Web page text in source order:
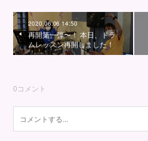
2020.06.06 14:50
再開第一弾〜！ 本日、ドラ
ムレッスン再開しました！
0コメント